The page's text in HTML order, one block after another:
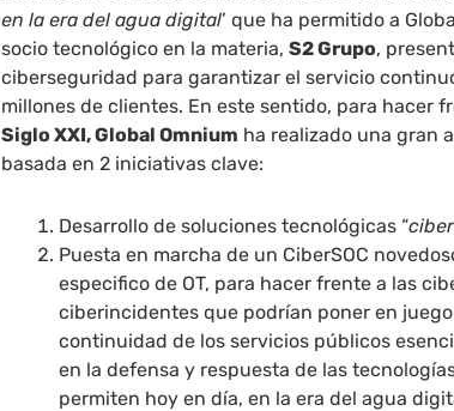
en la era del agua digital’ que ha permitido a
socio tecnológico en la materia,S2 Grupo,
ciberseguridad para garantizar el servicio
millones de clientes. En este sentido, para hacer
Siglo XXI, Global Omnium ha realizado una gran
basada en 2 iniciativas clave:
Desarrollo de soluciones tecnológicas “
Puesta en marcha de un CiberSOC
especifico de OT, para hacer frente a las
ciberincidentes que podrían poner en
continuidad de los servicios públicos
en la defensa y respuesta de las
permiten hoy en día, en la era del agua